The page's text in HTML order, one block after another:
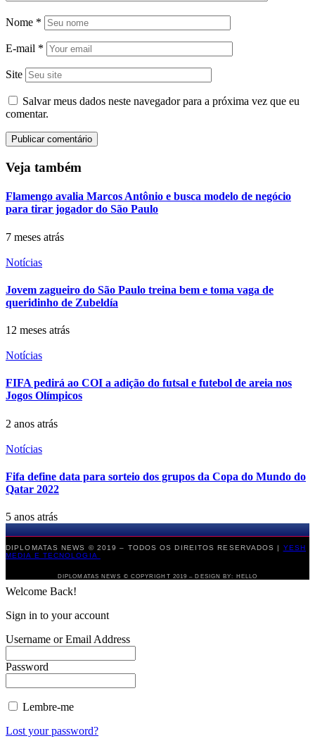
Nome *
E-mail *
Site
Salvar meus dados neste navegador para a próxima vez que eu
comentar.
Veja também
Flamengo avalia Marcos Antônio e busca modelo de negócio
para tirar jogador do São Paulo
7 meses atrás
Notícias
Jovem zagueiro do São Paulo treina bem e toma vaga de
queridinho de Zubeldía
12 meses atrás
Notícias
FIFA pedirá ao COI a adição do futsal e futebol de areia nos
Jogos Olímpicos
2 anos atrás
Notícias
Fifa define data para sorteio dos grupos da Copa do Mundo do
Qatar 2022
5 anos atrás
DIPLOMATAS NEWS © 2019 – TODOS OS DIREITOS RESERVADOS | YESH
MEDIA E TECNOLOGIA
DIPLOMATAS NEWS © COPYRIGHT 2019 – DESIGN BY: HELLO
Welcome Back!
Sign in to your account
Username or Email Address
Password
Lembre-me
Lost your password?